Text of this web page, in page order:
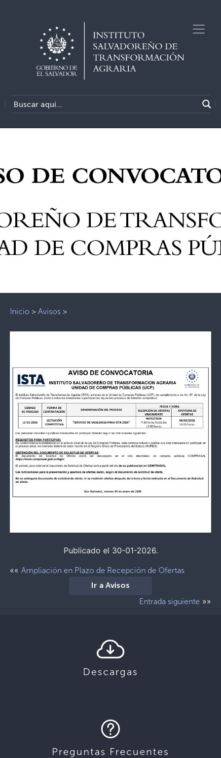
Inicio > Avisos >
Publicado el 30-01-2026.
«« Ampliación en Plazo de Recepción de Ofertas
Ir a Avisos
Entrada siguiente »»
Descargas
Preguntas Frecuentes